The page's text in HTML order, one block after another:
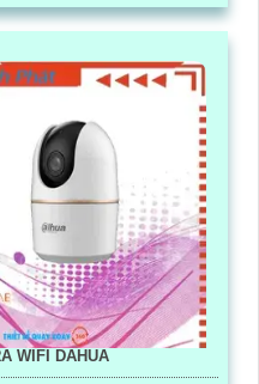
WIFI DAHUA